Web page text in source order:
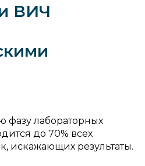
ВИЧ
фазу лабораторных
до 70% всех
искажающих результаты.